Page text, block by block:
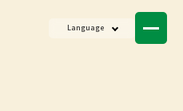
Language